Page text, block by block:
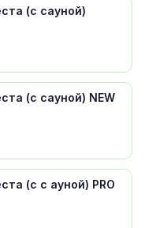
(с сауной)
(с сауной) NEW
(с c ауной) PRO